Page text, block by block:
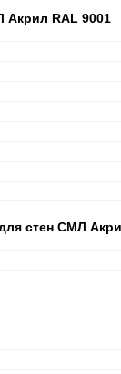
RAL 9001
стен СМЛ